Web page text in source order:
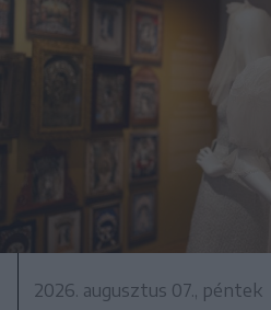
2026. augusztus 07., péntek